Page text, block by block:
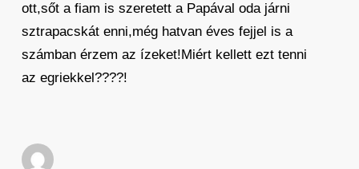
ott,sőt a fiam is szeretett a Papával oda járni
sztrapacskát enni,még hatvan éves fejjel is a
számban érzem az ízeket!Miért kellett ezt tenni
az egriekkel????!